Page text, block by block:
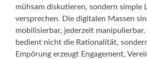
mühsam diskutieren, sondern simple
versprechen. Die digitalen Massen
mobilisierbar, jederzeit
bedient nicht die Rationalität,
Empörung erzeugt Engagement,